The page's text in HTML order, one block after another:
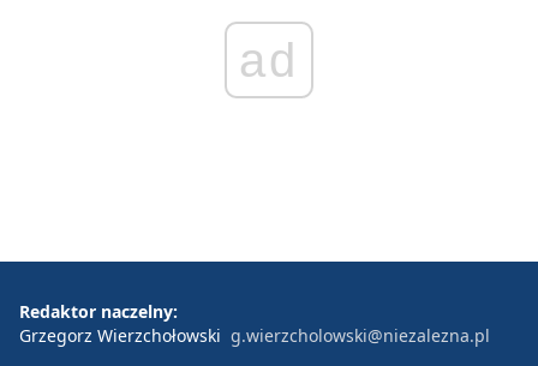
ad
Redaktor naczelny:
Grzegorz Wierzchołowski g.wierzcholowski@niezalezna.pl